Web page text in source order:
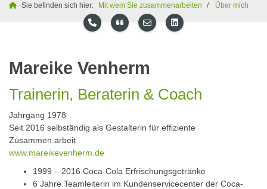
Sie befinden sich hier: Mit wem Sie zusammenarbeiten Über mich
Mareike Venherm
Trainerin, Beraterin & Coach
Jahrgang 1978
Seit 2016 selbständig als Gestalterin für effiziente
Zusammen.arbeit
www.mareikevenherm.de
1999 – 2016 Coca-Cola Erfrischungsgetränke
6 Jahre Teamleiterin im Kundenservicecenter der Coca-